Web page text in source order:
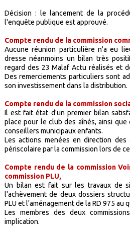
Décision : le lancement de la
l'enquête publique est approuvé.
Compte rendu de la commission
Aucune réunion particulière n'a eu
dresse néanmoins un bilan très
regard des 23 Malaf Actu réalisés et
Des remerciements particuliers sont
son investissement dans la distribution.
Compte rendu de la commission
Il est fait état d'un premier bilan
place pour le club des aînés, ainsi
conseillers municipaux enfants.
Les actions menées en direction
périscolaire par la commission lors de
Compte rendu de la commission
commission PLU,
Un bilan est fait sur les travaux de
l'achèvement de deux dossiers
PLU et l'aménagement de la RD 975 au
Les membres des deux
implication.